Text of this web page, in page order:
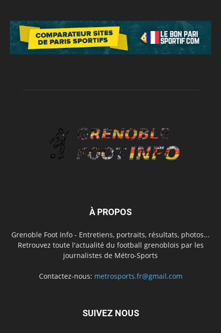
À PROPOS
Grenoble Foot Info - Entretiens, portraits, résultats, photos...
Retrouvez toute l'actualité du football grenoblois par les
journalistes de Métro-Sports
Contactez-nous: metrosports.fr@gmail.com
SUIVEZ NOUS